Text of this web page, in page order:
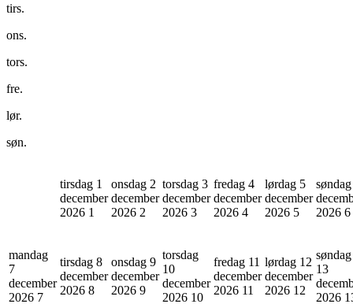
tirs.
ons.
tors.
fre.
lør.
søn.
tirsdag 1
december
2026 1
onsdag 2
december
2026 2
torsdag 3
december
2026 3
fredag 4
december
2026 4
lørdag 5
december
2026 5
2026 6
mandag
7
december
2026 7
tirsdag 8
december
2026 8
onsdag 9
december
2026 9
torsdag
10
december
2026 10
fredag 11
december
2026 11
lørdag 12
december
2026 12
søndag
13
2026